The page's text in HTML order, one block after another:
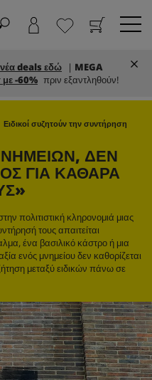
deals εδώ | MEGA
-60% πριν εξαντληθούν!
Ειδικοί συζητούν την συντήρηση
ΔΕΝ
ΓΙΑ ΚΑΘΑΡΑ
πολιτιστική κληρονομιά μιας
τους απαιτείται
ένα βασιλικό κάστρο ή μια
ενός μνημείου δεν καθορίζεται
μεταξύ ειδικών πάνω σε